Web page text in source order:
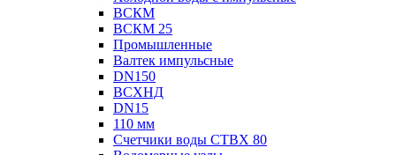
ВСКМ
ВСКМ 25
Промышленные
Валтек импульсные
DN150
ВСХНД
DN15
110 мм
Счетчики воды СТВХ 80